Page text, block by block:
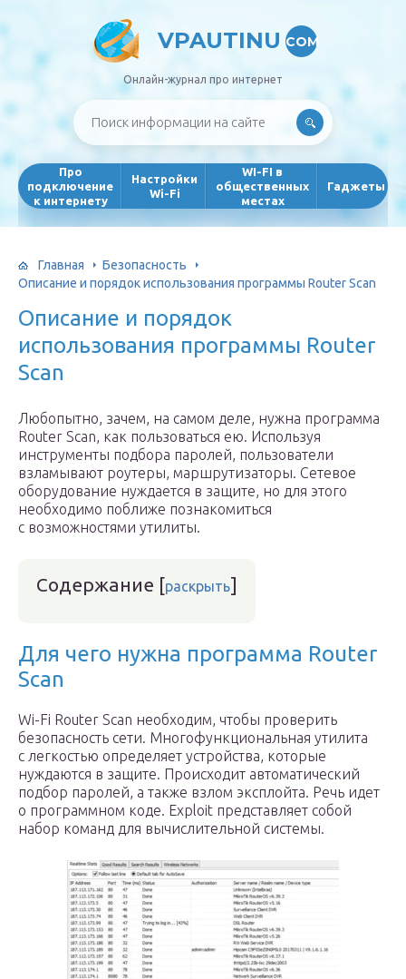
VPAUTINU COM
Онлайн-журнал про интернет
Про
подключение
к интернету
Настройки
Wi-Fi
WI-FI в
общественных
местах
Гаджеты
Главная
Безопасность
Описание и порядок использования программы Router Scan
Описание и порядок
использования программы Router
Scan
Любопытно, зачем, на самом деле, нужна программа
Router Scan, как пользоваться ею. Используя
инструменты подбора паролей, пользователи
взламывают роутеры, маршрутизаторы. Сетевое
оборудование нуждается в защите, но для этого
необходимо поближе познакомиться
с возможностями утилиты.
Содержание [раскрыть]
Для чего нужна программа Router
Scan
Wi-Fi Router Scan необходим, чтобы проверить
безопасность сети. Многофункциональная утилита
с легкостью определяет устройства, которые
нуждаются в защите. Происходит автоматический
подбор паролей, а также взлом эксплойта. Речь идет
о программном коде. Exploit представляет собой
набор команд для вычислительной системы.